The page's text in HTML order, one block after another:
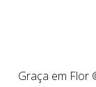
Graça em Flor